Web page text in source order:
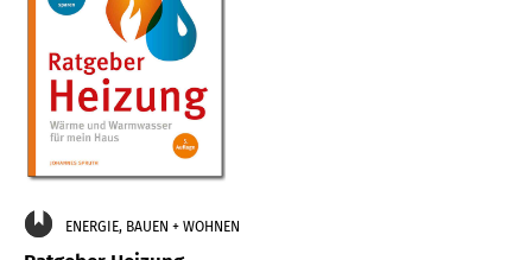
ENERGIE, BAUEN + WOHNEN